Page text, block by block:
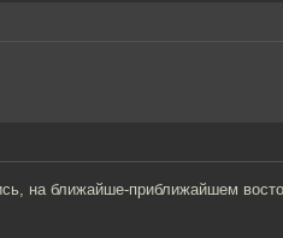
на ближайше-приближайшем